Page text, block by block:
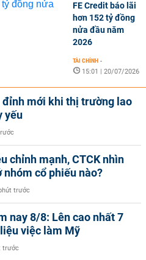
FE Credit báo lãi
hơn 152 tỷ đồng
nửa đầu năm
2026
TÀI CHÍNH -
15:01 | 20/07/2026
đỉnh mới khi thị trường lao
yếu
chỉnh mạnh, CTCK nhìn
nhóm cổ phiếu nào?
trước
nay 8/8: Lên cao nhất 7
việc làm Mỹ
trước